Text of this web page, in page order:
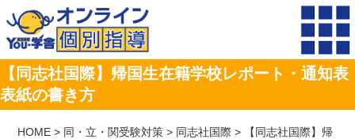
【同志社国際】帰国生在籍学校レポート・通知表
表紙の書き方
HOME > 同・立・関受験対策 > 同志社国際 >
【同志社国際】帰